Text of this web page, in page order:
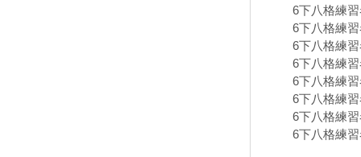
6下八格練
6下八格練
6下八格練
6下八格練
6下八格練
6下八格練
6下八格練
6下八格練